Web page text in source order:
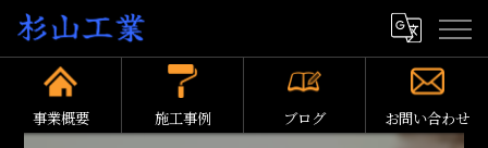
事業概要 施工事例 ブログ お問い合わせ